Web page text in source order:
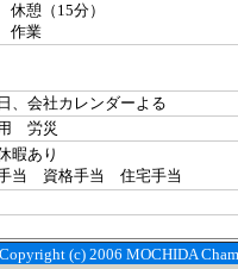
憩（15分）
作業
、会社カレンダーよる
労災
暇あり
当 資格手当 住宅手当
Copyright (c) 2006 MOCHIDA